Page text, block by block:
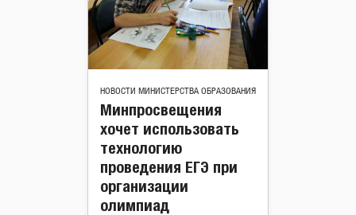
НОВОСТИ МИНИСТЕРСТВА ОБРАЗОВАНИЯ
Минпросвещения
хочет использовать
технологию
проведения ЕГЭ при
организации
олимпиад